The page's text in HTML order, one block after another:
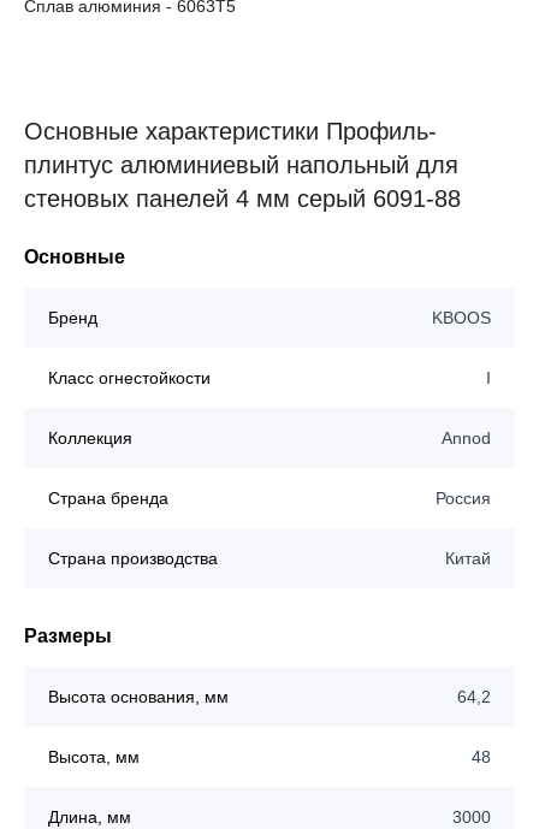
Сплав алюминия - 6063Т5
Основные характеристики Профиль-
плинтус алюминиевый напольный для
стеновых панелей 4 мм серый 6091-88
Основные
Бренд KBOOS
Класс огнестойкости I
Коллекция Annod
Страна бренда Россия
Страна производства Китай
Размеры
Высота основания, мм 64,2
Высота, мм 48
Длина, мм 3000